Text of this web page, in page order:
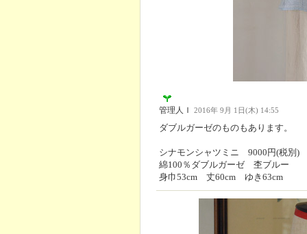
管理人Ｉ 2016年 9月 1日(木) 14:55
ダブルガーゼのものもあります。
シナモンシャツミニ 9000円(税別)
綿100％ダブルガーゼ 杢ブルー
身巾53cm 丈60cm ゆき63cm